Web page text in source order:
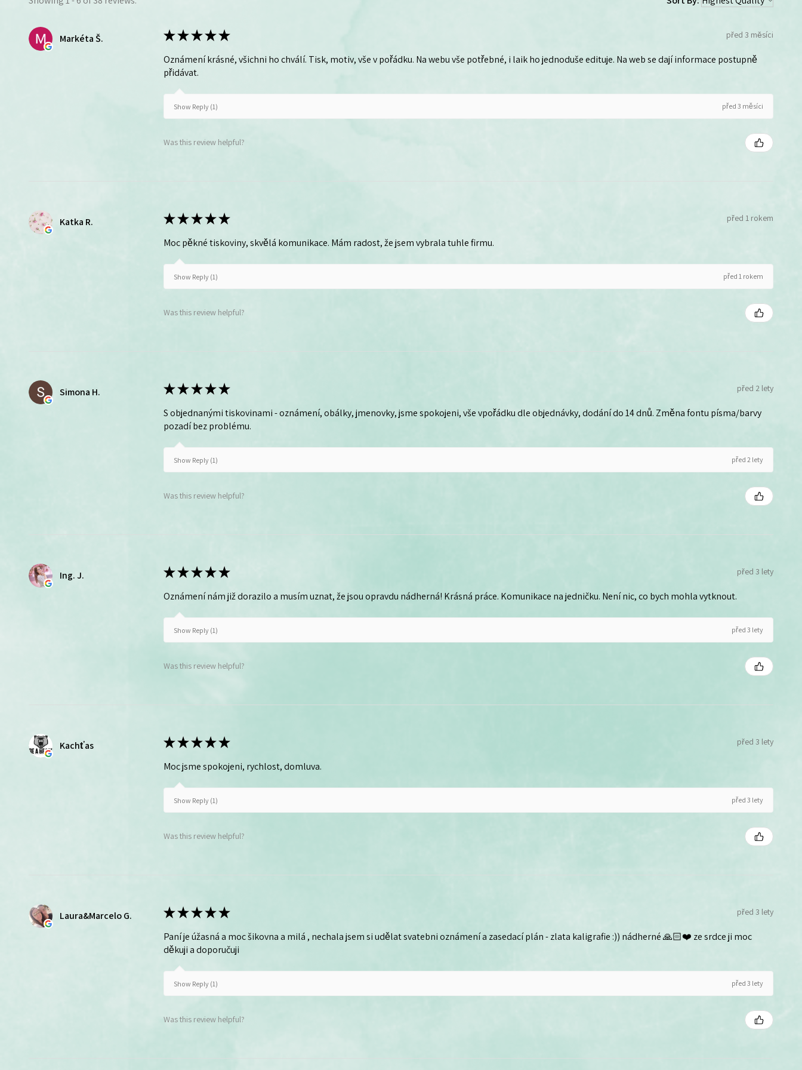
Markéta Š. ★★★★★ před 3 měsíci
Oznámení krásné, všichni ho chválí. Tisk, motiv, vše v pořádku. Na webu vše potřebné, i laik ho jednoduše edituje. Na web se dají informace postupně
přidávat.
Show Reply (1) před 3 měsíci
Was this review helpful?
Katka R. ★★★★★ před 1 rokem
Moc pěkné tiskoviny, skvělá komunikace. Mám radost, že jsem vybrala tuhle firmu.
Show Reply (1) před 1 rokem
Was this review helpful?
Simona H. ★★★★★ před 2 lety
S objednanými tiskovinami - oznámení, obálky, jmenovky, jsme spokojeni, vše vpořádku dle objednávky, dodání do 14 dnů. Změna fontu písma/barvy
pozadí bez problému.
Show Reply (1) před 2 lety
Was this review helpful?
Ing. J. ★★★★★ před 3 lety
Oznámení nám již dorazilo a musím uznat, že jsou opravdu nádherná! Krásná práce. Komunikace na jedničku. Není nic, co bych mohla vytknout.
Show Reply (1) před 3 lety
Was this review helpful?
Kachťas ★★★★★ před 3 lety
Moc jsme spokojeni, rychlost, domluva.
Show Reply (1) před 3 lety
Was this review helpful?
Laura&Marcelo G. ★★★★★ před 3 lety
Paní je úžasná a moc šikovna a milá , nechala jsem si udělat svatebni oznámení a zasedací plán - zlata kaligrafie :)) nádherné 🙏🏻❤️ ze srdce ji moc
děkuji a doporučuji
Show Reply (1) před 3 lety
Was this review helpful?